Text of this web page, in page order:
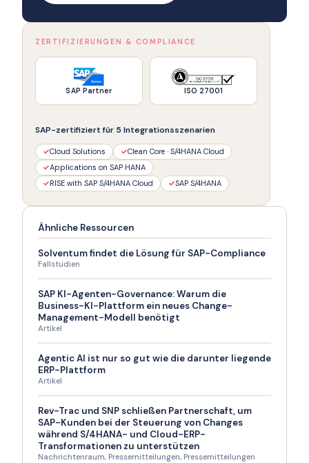
ZERTIFIZIERUNGEN & COMPLIANCE
SAP Partner ISO 27001
SAP-zertifiziert für 5 Integrationsszenarien
✓Cloud Solutions ✓Clean Core · S/4HANA Cloud
✓Applications on SAP HANA
✓RISE with SAP S/4HANA Cloud ✓SAP S/4HANA
Ähnliche Ressourcen
Solventum findet die Lösung für SAP-Compliance
Fallstudien
SAP KI-Agenten-Governance: Warum die
Business-KI-Plattform ein neues Change-
Management-Modell benötigt
Artikel
Agentic AI ist nur so gut wie die darunter liegende
ERP-Plattform
Artikel
Rev-Trac und SNP schließen Partnerschaft, um
SAP-Kunden bei der Steuerung von Changes
während S/4HANA- und Cloud-ERP-
Transformationen zu unterstützen
Nachrichtenraum, Pressemitteilungen, Pressemitteilungen